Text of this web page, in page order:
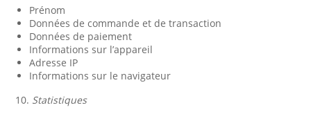
Prénom
Données de commande et de transaction
Données de paiement
Informations sur l’appareil
Adresse IP
Informations sur le navigateur
10. Statistiques